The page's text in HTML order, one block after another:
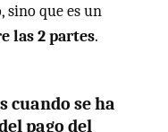
sino que es un
las 2 partes.
cuando se ha
pago del